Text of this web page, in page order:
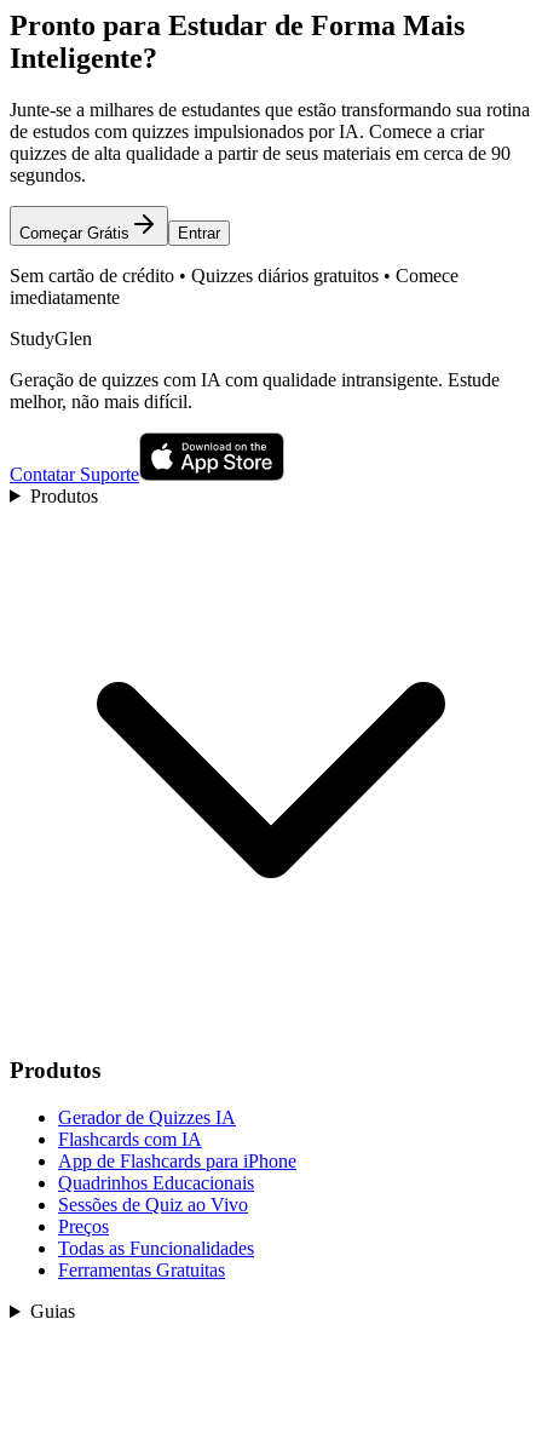
Pronto para Estudar de Forma Mais
Inteligente?
Junte-se a milhares de estudantes que estão transformando sua rotina
de estudos com quizzes impulsionados por IA. Comece a criar
quizzes de alta qualidade a partir de seus materiais em cerca de 90
segundos.
Começar Grátis Entrar
Sem cartão de crédito • Quizzes diários gratuitos • Comece
imediatamente
StudyGlen
Geração de quizzes com IA com qualidade intransigente. Estude
melhor, não mais difícil.
Contatar Suporte
Produtos
Produtos
Gerador de Quizzes IA
Flashcards com IA
App de Flashcards para iPhone
Quadrinhos Educacionais
Sessões de Quiz ao Vivo
Preços
Todas as Funcionalidades
Ferramentas Gratuitas
Guias